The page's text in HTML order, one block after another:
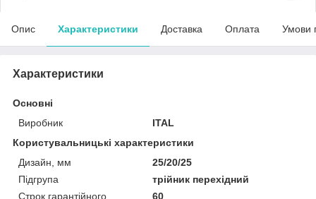
Опис Характеристики Доставка Оплата Умови
Характеристики
Основні
Виробник
ITAL
Користувальницькі характеристики
Дизайн, мм
25/20/25
Підгрупа
трійник перехідний
Строк гарантійного
60